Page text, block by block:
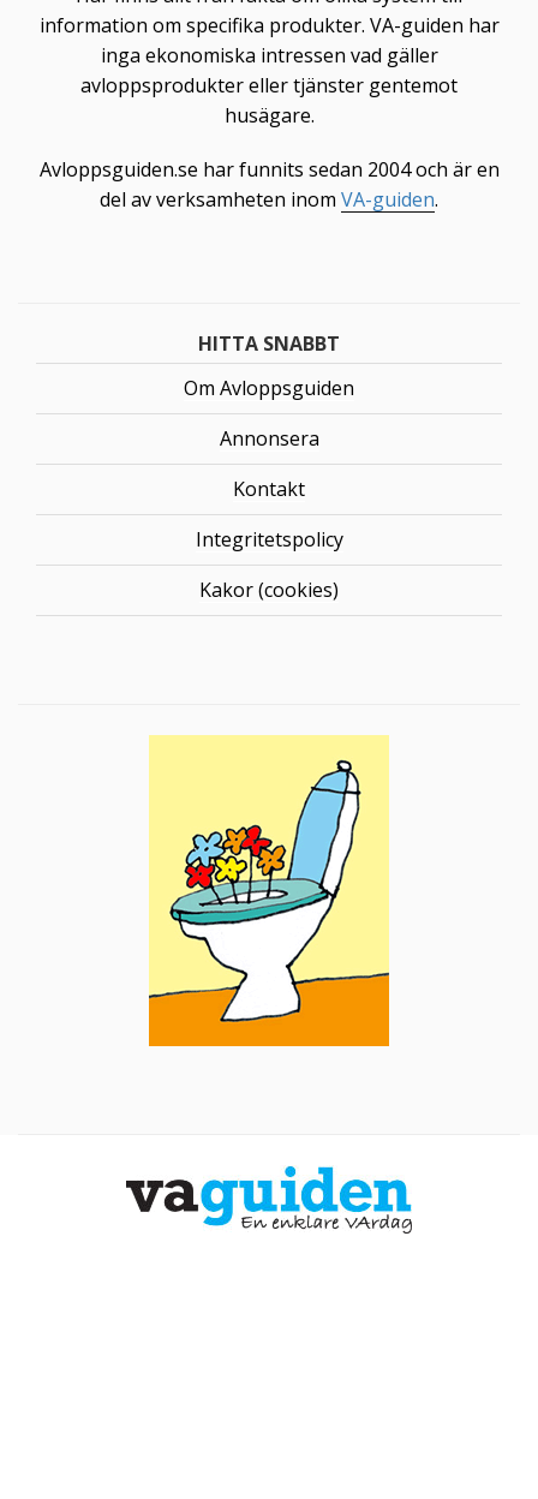
information om specifika produkter. VA-guiden har
inga ekonomiska intressen vad gäller
avloppsprodukter eller tjänster gentemot
husägare.
Avloppsguiden.se har funnits sedan 2004 och är en
del av verksamheten inom VA-guiden.
HITTA SNABBT
Om Avloppsguiden
Annonsera
Kontakt
Integritetspolicy
Kakor (cookies)